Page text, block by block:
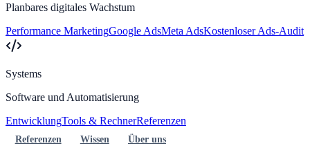
Planbares digitales Wachstum
Performance MarketingGoogle AdsMeta AdsKostenloser Ads-Audit
Systems
Software und Automatisierung
EntwicklungTools & RechnerReferenzen
Referenzen Wissen Über uns